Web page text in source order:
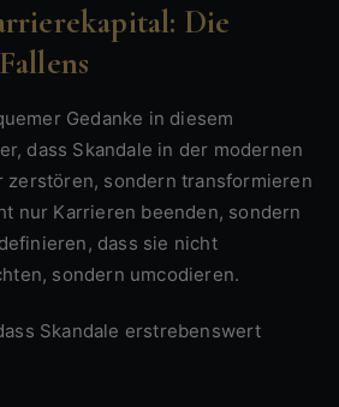
Die
dass Skandale in der modernen
zerstören, sondern transformieren
nur Karrieren beenden, sondern
dass sie nicht
sondern umcodieren.